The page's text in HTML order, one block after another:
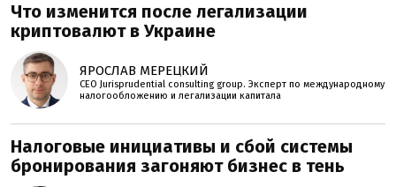
Что изменится после легализации
криптовалют в Украине
ЯРОСЛАВ МЕРЕЦКИЙ
CEO Jurisprudential consulting group. Эксперт по международному
налогообложению и легализации капитала
Налоговые инициативы и сбой системы
бронирования загоняют бизнес в тень